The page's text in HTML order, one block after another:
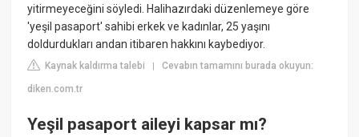
yitirmeyeceğini söyledi. Halihazırdaki düzenlemeye göre
'yeşil pasaport' sahibi erkek ve kadınlar, 25 yaşını
doldurdukları andan itibaren hakkını kaybediyor.
Kaynak kaldırma talebi |Cevabın tamamını burada okuyun:
diken.com.tr
Yeşil pasaport aileyi kapsar mı?